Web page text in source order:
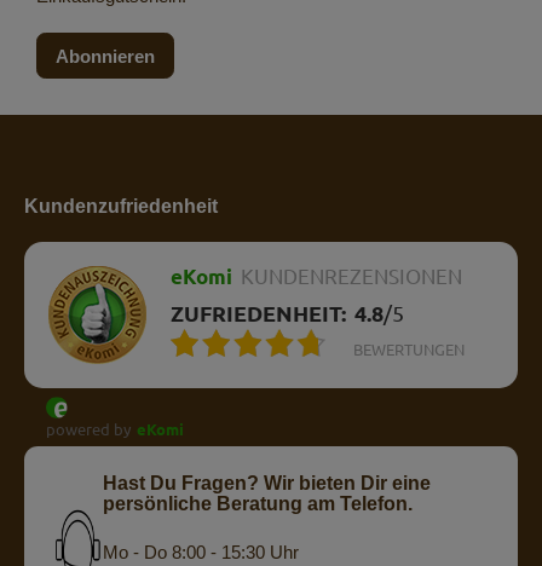
Abonnieren
Kundenzufriedenheit
eKomi KUNDENREZENSIONEN
ZUFRIEDENHEIT: 4.8/5
BEWERTUNGEN
powered by eKomi
Hast Du Fragen? Wir bieten Dir eine
persönliche Beratung am Telefon.
Mo - Do 8:00 - 15:30 Uhr